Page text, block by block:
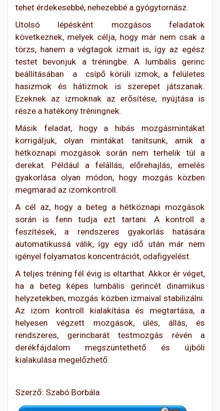
tehet érdekesebbé, nehezebbé a gyógytornász.
Utolsó lépésként mozgásos feladatok
következnek, melyek célja, hogy már nem csak a
törzs, hanem a végtagok izmait is, így az egész
testet bevonjuk a tréningbe. A lumbális gerinc
beállításában a csípő körüli izmok, a felületes
hasizmok és hátizmok is szerepet játszanak.
Ezeknek az izmoknak az erősítése, nyújtása is
része a hatékony tréningnek.
Másik feladat, hogy a hibás mozgásmintákat
korrigáljuk, olyan mintákat tanítsunk, amik a
hétköznapi mozgások során nem terhelik túl a
derekat. Például a felállás, előrehajlás, emelés
gyakorlása olyan módon, hogy mozgás közben
megmarad az izomkontroll.
A cél az, hogy a beteg a hétköznapi mozgások
során is fenn tudja ezt tartani. A kontroll a
feszítések, a rendszeres gyakorlás hatására
automatikussá válik, így egy idő után már nem
igényel folyamatos koncentrációt, odafigyelést.
A teljes tréning fél évig is eltarthat. Akkor ér véget,
ha a beteg képes lumbális gerincét dinamikus
helyzetekben, mozgás közben izmaival stabilizálni.
Az izom kontroll kialakítása és megtartása, a
helyesen végzett mozgások, ülés, állás, és
rendszeres, gerincbarát testmozgás révén a
derékfájdalom megszüntethető és újbóli
kialakulása megelőzhető.
Szerző: Szabó Borbála